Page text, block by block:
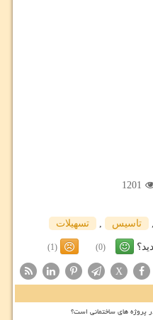
1201
, تاسیس , تسهیلات
(0)
(1)
X
پروژه های ساختمانی است؟